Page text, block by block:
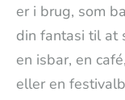
er i brug, som
din fantasi til at
en isbar, en
eller en